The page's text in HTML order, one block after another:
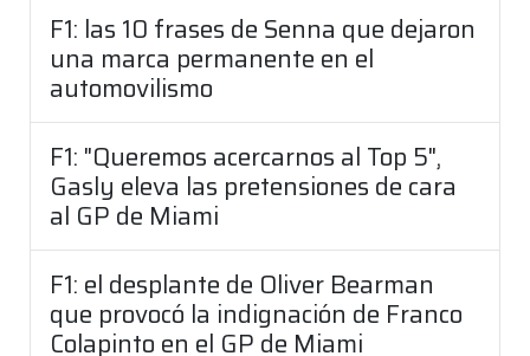
F1: las 10 frases de Senna que dejaron
una marca permanente en el
automovilismo
F1: "Queremos acercarnos al Top 5",
Gasly eleva las pretensiones de cara
al GP de Miami
F1: el desplante de Oliver Bearman
que provocó la indignación de Franco
Colapinto en el GP de Miami